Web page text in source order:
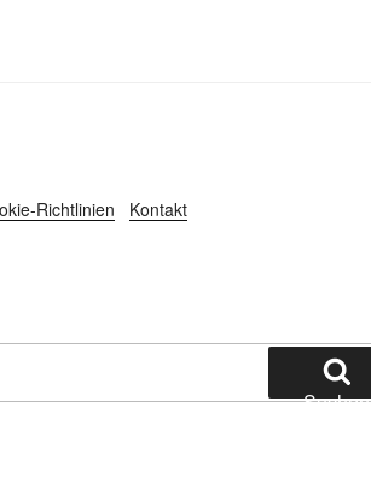
Richtlinien Kontakt
Suchen